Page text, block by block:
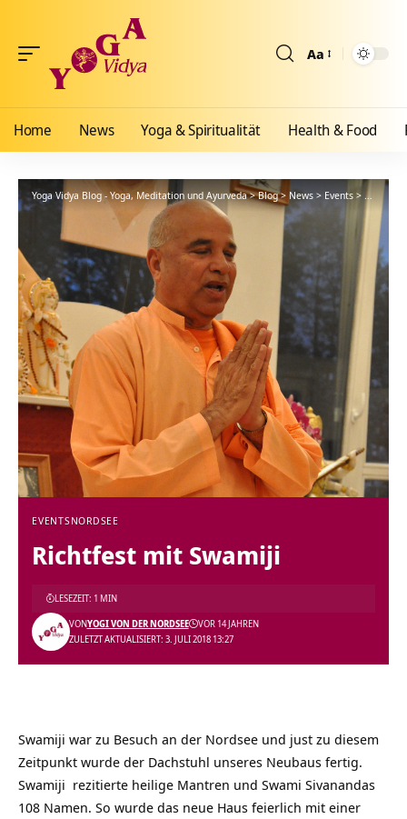
Aa
Home News Yoga & Spiritualität Health & Food
Yoga Vidya Blog - Yoga, Meditation und Ayurveda>Blog> News > Events >
EVENTSNORDSEE
Richtfest mit Swamiji
ZULETZT AKTUALISIERT: 3. JULI 2018 13:27
VONYOGI VON DER NORDSEE VOR 14 JAHREN
LESEZEIT: 1 MIN
Swamiji war zu Besuch an der Nordsee und just zu diesem
Zeitpunkt wurde der Dachstuhl unseres Neubaus fertig.
Swamiji rezitierte heilige Mantren und Swami Sivanandas
108 Namen. So wurde das neue Haus feierlich mit einer